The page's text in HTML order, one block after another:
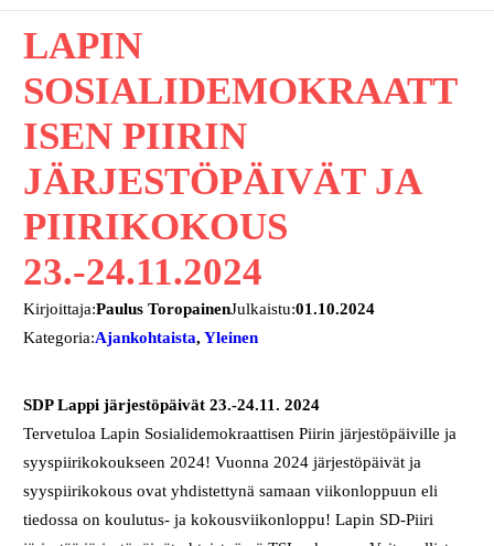
LAPIN
SOSIALIDEMOKRAATT
ISEN PIIRIN
JÄRJESTÖPÄIVÄT JA
PIIRIKOKOUS
23.-24.11.2024
Kirjoittaja:Paulus ToropainenJulkaistu:01.10.2024
Kategoria:Ajankohtaista, Yleinen
SDP Lappi järjestöpäivät 23.-24.11. 2024
Tervetuloa Lapin Sosialidemokraattisen Piirin järjestöpäiville ja
syyspiirikokoukseen 2024! Vuonna 2024 järjestöpäivät ja
syyspiirikokous ovat yhdistettynä samaan viikonloppuun eli
tiedossa on koulutus- ja kokousviikonloppu! Lapin SD-Piiri